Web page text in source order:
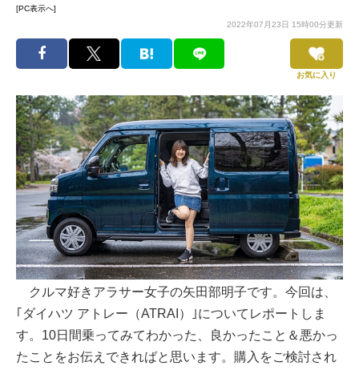
[PC表示へ]
2022年07月23日 15時00分更新
お気に入り
クルマ好きアラサー女子の矢田部明子です。今回は、
｢ダイハツ アトレー（ATRAI）｣についてレポートしま
す。10日間乗ってみてわかった、良かったこと＆悪かっ
たことをお伝えできればと思います。購入をご検討され